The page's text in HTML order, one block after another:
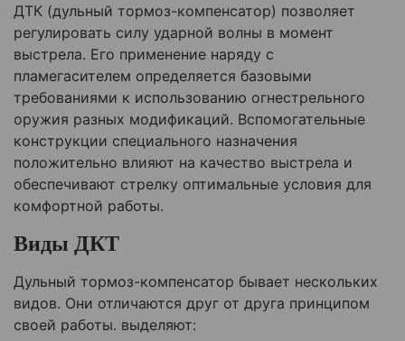
ДТК (дульный тормоз-компенсатор) позволяет
регулировать силу ударной волны в момент
выстрела. Его применение наряду с
пламегасителем определяется базовыми
требованиями к использованию огнестрельного
оружия разных модификаций. Вспомогательные
конструкции специального назначения
положительно влияют на качество выстрела и
обеспечивают стрелку оптимальные условия для
комфортной работы.
Виды ДКТ
Дульный тормоз-компенсатор бывает нескольких
видов. Они отличаются друг от друга принципом
своей работы. выделяют: